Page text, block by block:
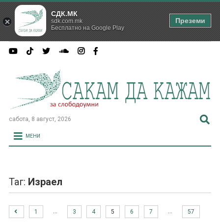
сабота, 8 август, 2026
МЕНИ
Таг: Израел
1 3 4 5 6 7 57
СДК.МК
sdk.com.mk
Бесплатно на Google Play
Преземи